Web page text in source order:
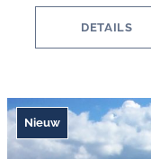
DETAILS
Nieuw